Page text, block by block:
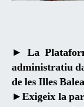
► La
administratiu
de les Illes
►Exigeix la